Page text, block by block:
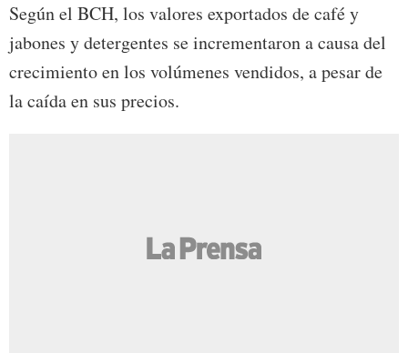
Según el BCH, los valores exportados de café y
jabones y detergentes se incrementaron a causa del
crecimiento en los volúmenes vendidos, a pesar de
la caída en sus precios.